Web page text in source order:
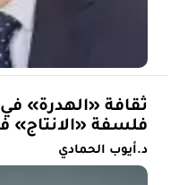
ثقافة «الهدرة»
فلسفة «الانتاج»
د.أيوب الحمادي